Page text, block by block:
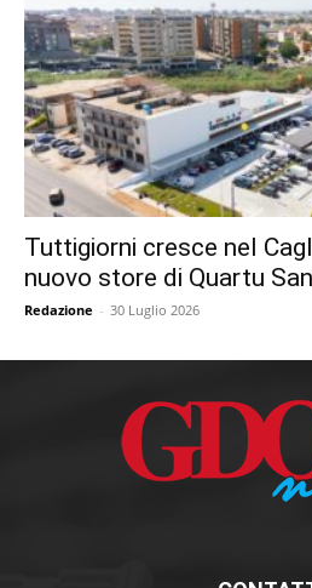
Tuttigiorni cresce nel
nuovo store di Quartu
Redazione - 30 Luglio 2026